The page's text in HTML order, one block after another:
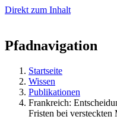
Direkt zum Inhalt
Pfadnavigation
Startseite
Wissen
Publikationen
Frankreich:
Fristen bei versteckten